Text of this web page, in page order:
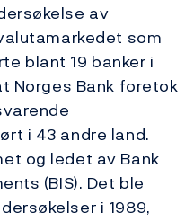
av
som
blant 19 banker i
Norges Bank foretok
i 43 andre land.
og ledet av Bank
(BIS). Det ble
i 1989,